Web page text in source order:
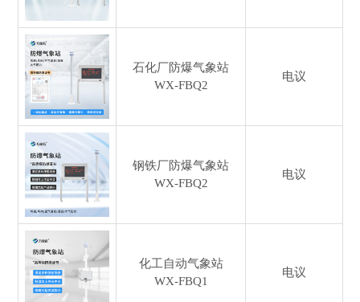
石化厂防爆气象站
WX-FBQ2
电议
钢铁厂防爆气象站
WX-FBQ2
电议
化工自动气象站
WX-FBQ1
电议